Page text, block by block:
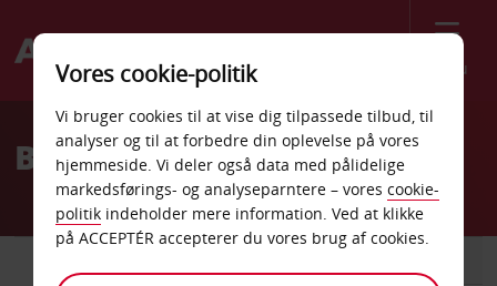
Menu
Welcome
AvisBilleje Longview
Vores cookie-politik
Vi bruger cookies til at vise dig tilpassede tilbud, til
analyser og til at forbedre din oplevelse på vores
hjemmeside. Vi deler også data med pålidelige
markedsførings- og analyseparntere – vores cookie-
politik indeholder mere information. Ved at klikke
på ACCEPTÉR accepterer du vores brug af cookies.